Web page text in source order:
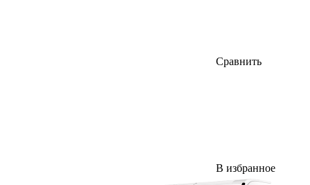
Сравнить
В избранное